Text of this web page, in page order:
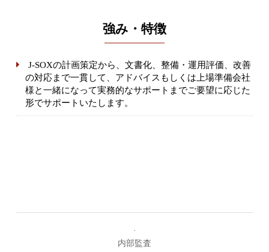
強み・特徴
J-SOXの計画策定から、文書化、整備・運用評価、改善
の対応まで一貫して、アドバイスもしくは上場準備会社
様と一緒になって実務的なサポートまでご要望に応じた
形でサポートいたします。
内部監査